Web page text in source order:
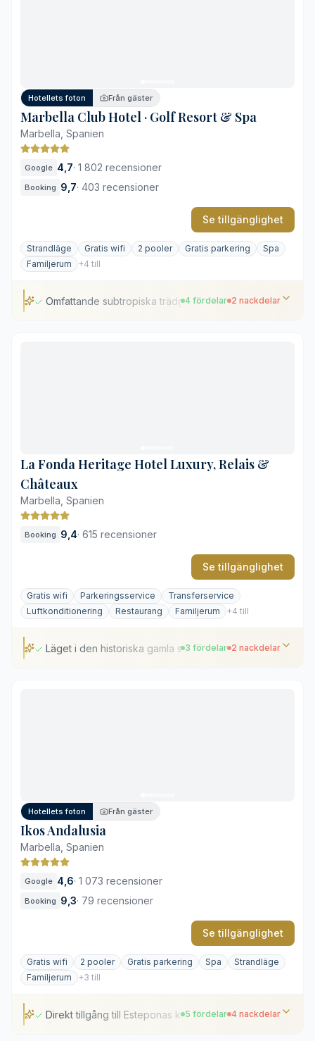
Hotellets foton Från gäster
Marbella Club Hotel · Golf Resort & Spa
Marbella, Spanien
Google 4,7· 1 802 recensioner
Booking 9,7· 403 recensioner
Se tillgänglighet
Strandläge Gratis wifi 2 pooler Gratis parkering
Spa
Familjerum
+4 till
Omfattande subtropiska trädgårdar
4 fördelar 2 nackdelar
La Fonda Heritage Hotel Luxury, Relais &
Châteaux
Marbella, Spanien
Booking 9,4· 615 recensioner
Se tillgänglighet
Gratis wifi Parkeringsservice
Transferservice
Luftkonditionering
Restaurang Familjerum +4 till
Läget i den historiska gamla stadsdelen
3 fördelar 2 nackdelar
Hotellets foton Från gäster
Ikos Andalusia
Marbella, Spanien
Google 4,6· 1 073 recensioner
Booking 9,3· 79 recensioner
Se tillgänglighet
Gratis wifi 2 pooler Gratis parkering Spa
Strandläge
Familjerum
+3 till
Direkt tillgång till Esteponas kustlinje
5 fördelar 4 nackdelar